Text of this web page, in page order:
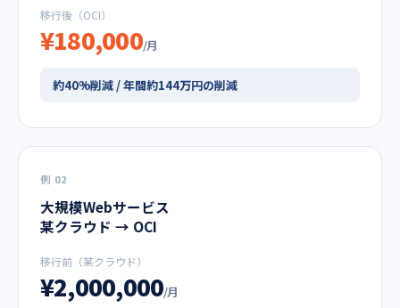
移行後（OCI）
¥180,000/月
約40%削減 / 年間約144万円の削減
例 02
大規模Webサービス
某クラウド → OCI
移行前（某クラウド）
¥2,000,000/月